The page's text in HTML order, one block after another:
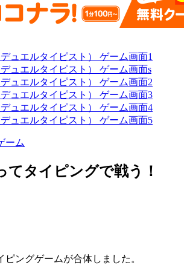
ーム
てタイピングで戦う！
ピングゲームが合体しました。